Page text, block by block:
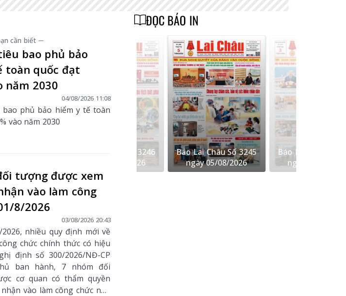
cần biết ─
bao phủ bảo
toàn quốc đạt
năm 2030
04/08/2026 11:08
bao phủ bảo hiểm y tế toàn
vào năm 2030
tượng được xem
vào làm công
8/2026
03/08/2026 20:43
nhiều quy định mới về
chức chính thức có hiệu
định số 300/2026/NĐ-CP
ban hành, 7 nhóm đối
cơ quan có thẩm quyền
vào làm công chức nếu
ĐỌC BÁO IN
Châu Số 3246
Báo Lai Châu Số 3245
ngày 05/08/2026
Báo Lai Châu Số 3244
ngày 03/08/2026
Báo Lai Châu Số